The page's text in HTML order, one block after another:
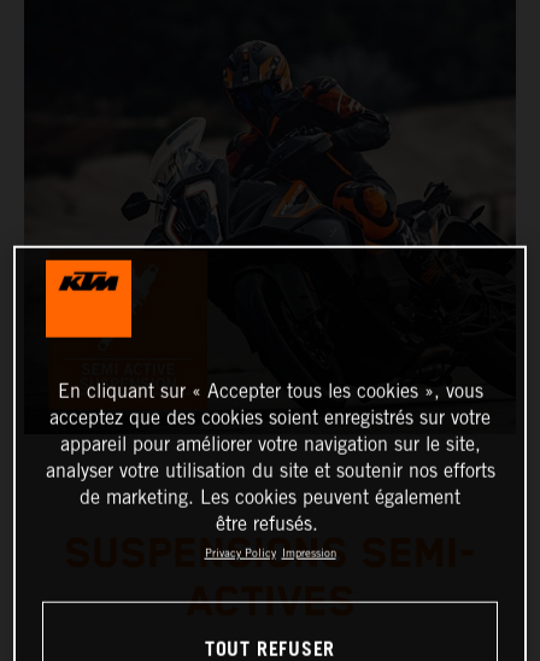
SUSPENSIONS SEMI-
ACTIVES
En cliquant sur « Accepter tous les cookies », vous
acceptez que des cookies soient enregistrés sur votre
appareil pour améliorer votre navigation sur le site,
analyser votre utilisation du site et soutenir nos efforts
de marketing. Les cookies peuvent également
être refusés.
Privacy Policy Impression
TOUT REFUSER